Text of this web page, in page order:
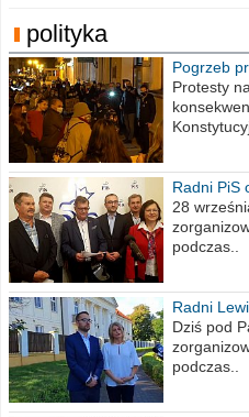
polityka
Pogrzeb
poselskim
Protesty
Radni PiS
na 2021
28
podczas..
Radni
Wiesława
Dziś pod
podczas..